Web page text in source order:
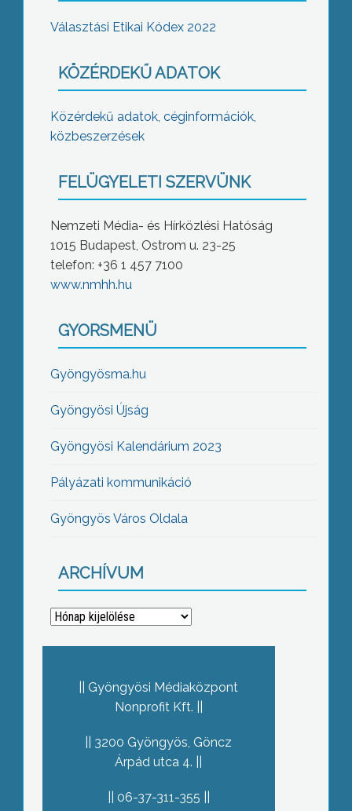
Választási Etikai Kódex 2022
KÖZÉRDEKŰ ADATOK
Közérdekű adatok, céginformációk,
közbeszerzések
FELÜGYELETI SZERVÜNK
Nemzeti Média- és Hírközlési Hatóság
1015 Budapest, Ostrom u. 23-25
telefon: +36 1 457 7100
www.nmhh.hu
GYORSMENÜ
Gyöngyösma.hu
Gyöngyösi Újság
Gyöngyösi Kalendárium 2023
Pályázati kommunikáció
Gyöngyös Város Oldala
ARCHÍVUM
Archívum
Gyöngyösi Médiaközpont
Nonprofit Kft.
3200 Gyöngyös, Göncz
Árpád utca 4.
06-37-311-355